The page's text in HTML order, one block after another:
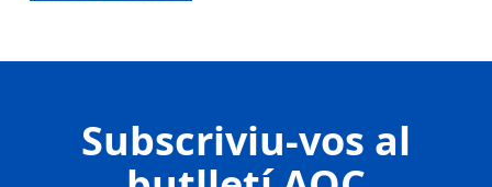
Subscriviu-vos al